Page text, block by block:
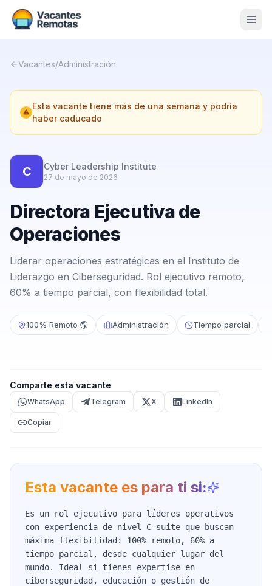
Nosotros
Contacto
Calculadora Freelance Gratis
Vacantes/Administración
Esta vacante tiene más de una semana y podría
haber caducado
C Cyber Leadership Institute
27 de mayo de 2026
Directora Ejecutiva de
Operaciones
Liderar operaciones estratégicas en el Instituto de
Liderazgo en Ciberseguridad. Rol ejecutivo remoto,
60% a tiempo parcial, con flexibilidad total.
100% Remoto 🌎 Administración Tiempo parcial
Comparte esta vacante
WhatsApp Telegram X LinkedIn
Copiar
Esta vacante es para ti si:
Es un rol ejecutivo para líderes operativos
con experiencia de nivel C-suite que buscan
máxima flexibilidad: 100% remoto, 60% a
tiempo parcial, desde cualquier lugar del
mundo. Ideal si tienes expertise en
ciberseguridad, educación o gestión de